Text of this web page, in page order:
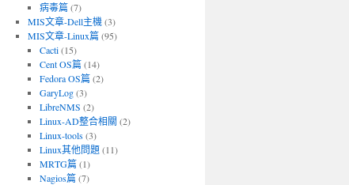
病毒篇(7)
MIS文章-Dell主機(3)
MIS文章-Linux篇(95)
Cacti(15)
Cent OS篇(14)
Fedora OS篇(2)
GaryLog(3)
LibreNMS (2)
Linux-AD整合相關 (2)
Linux-tools(3)
Linux其他問題(11)
MRTG篇(1)
Nagios篇(7)